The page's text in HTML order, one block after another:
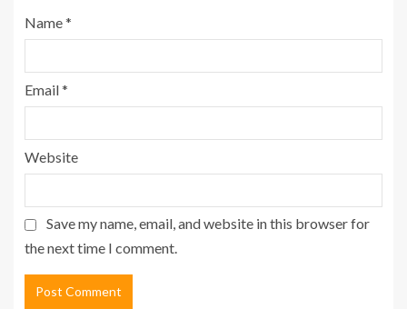
Name*
Email*
Website
Save my name, email, and website in this browser for
the next time I comment.